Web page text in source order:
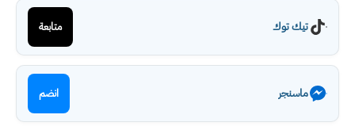
تيك توك متابعة
ماسنجر انضم